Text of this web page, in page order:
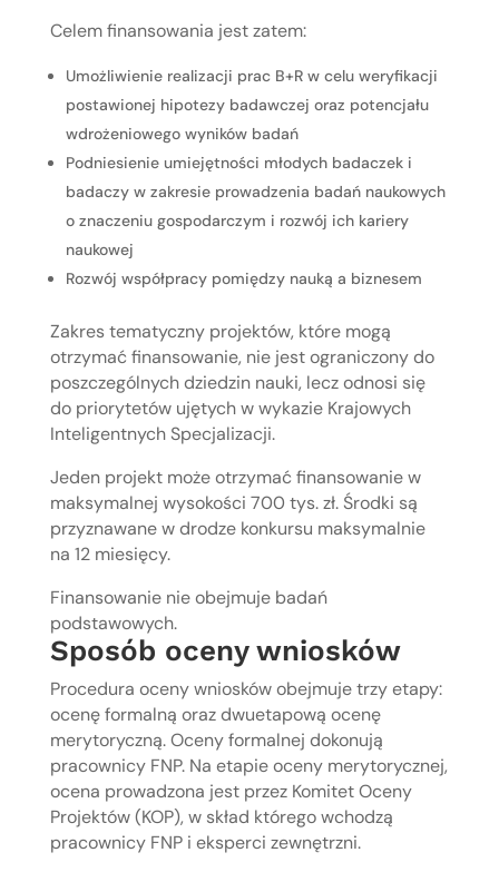
Celem finansowania jest zatem:
Umożliwienie realizacji prac B+R w celu weryfikacji
postawionej hipotezy badawczej oraz potencjału
wdrożeniowego wyników badań
Podniesienie umiejętności młodych badaczek i
badaczy w zakresie prowadzenia badań naukowych
o znaczeniu gospodarczym i rozwój ich kariery
naukowej
Rozwój współpracy pomiędzy nauką a biznesem
Zakres tematyczny projektów, które mogą
otrzymać finansowanie, nie jest ograniczony do
poszczególnych dziedzin nauki, lecz odnosi się
do priorytetów ujętych w wykazie Krajowych
Inteligentnych Specjalizacji.
Jeden projekt może otrzymać finansowanie w
maksymalnej wysokości 700 tys. zł. Środki są
przyznawane w drodze konkursu maksymalnie
na 12 miesięcy.
Finansowanie nie obejmuje badań
podstawowych.
Sposób oceny wniosków
Procedura oceny wniosków obejmuje trzy etapy:
ocenę formalną oraz dwuetapową ocenę
merytoryczną. Oceny formalnej dokonują
pracownicy FNP. Na etapie oceny merytorycznej,
ocena prowadzona jest przez Komitet Oceny
Projektów (KOP), w skład którego wchodzą
pracownicy FNP i eksperci zewnętrzni.